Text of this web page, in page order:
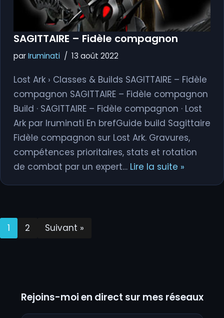
SAGITTAIRE – Fidèle compagnon
parIruminati 13 août 2022
Lost Ark › Classes & Builds SAGITTAIRE – Fidèle
compagnon SAGITTAIRE – Fidèle compagnon
Build · SAGITTAIRE – Fidèle compagnon · Lost
Ark par Iruminati En brefGuide build Sagittaire
Fidèle compagnon sur Lost Ark. Gravures,
compétences prioritaires, stats et rotation
de combat par un expert… Lire la suite »
1 2 Suivant »
Rejoins-moi en direct sur mes réseaux